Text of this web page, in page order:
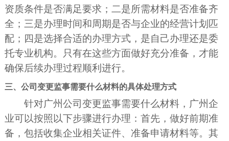
资质条件是否满足要求；二是所需材料是否准备齐
全；三是办理时间和周期是否与企业的经营计划匹
配；四是选择合适的办理方式，是自己办理还是委
托专业机构。只有在这些方面做好充分准备，才能
确保后续办理过程顺利进行。
三、公司变更监事需要什么材料的具体处理方式
针对广州公司变更监事需要什么材料，广州企
业可以按照以下步骤进行办理：首先，做好前期准
备，包括收集企业相关证件、准备申请材料等。其